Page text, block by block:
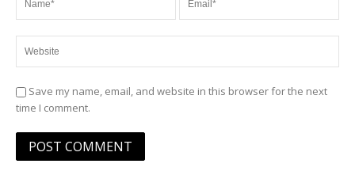
Save my name, email, and website in this browser for the next
time I comment.